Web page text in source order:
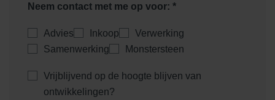
Neem contact met me op voor: *
Advies Inkoop
Verwerking
Samenwerking
Monstersteen
Vrijblijvend op de hoogte blijven van
ontwikkelingen?